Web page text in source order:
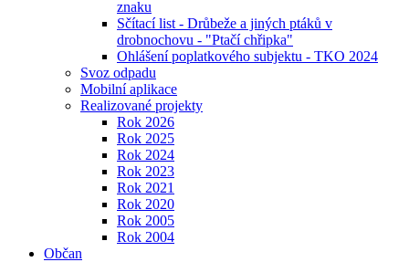
znaku
Sčítací list - Drůbeže a jiných ptáků v
drobnochovu - "Ptačí chřipka"
Ohlášení poplatkového subjektu - TKO 2024
Svoz odpadu
Mobilní aplikace
Realizované projekty
Rok 2026
Rok 2025
Rok 2024
Rok 2023
Rok 2021
Rok 2020
Rok 2005
Rok 2004
Občan